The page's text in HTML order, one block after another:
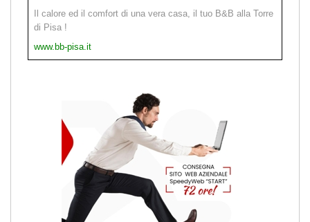
Il calore ed il comfort di una vera casa, il tuo B&B alla Torre
di Pisa !
www.bb-pisa.it